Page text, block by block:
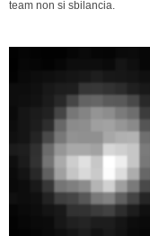
team non si sbilancia.